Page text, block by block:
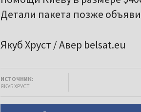
Детали пакета позже
Якуб Хруст / Авер belsat.eu
ИСТОЧНИК:
ЯКУБ ХРУСТ